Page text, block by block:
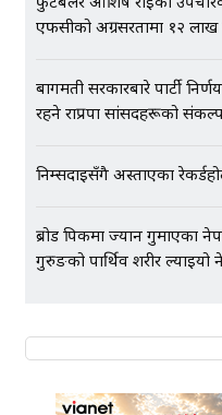
एफसीको अग्रसरतामा १२
बागमती सरकारबारे पार्टी
रहने राप्रपा सांसदहरूको
निम्सदाइसँगै अस्ताएका
ब्रोड पिकमा ज्यान गुमाएका
गुरुङको पार्थिव शरीर ल्याइयो